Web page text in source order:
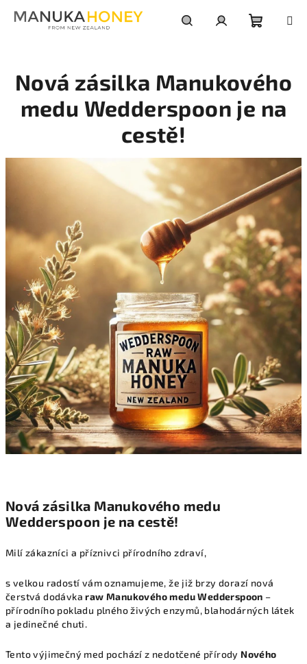
košík
Nová zásilka Manukového
medu Wedderspoon je na
cestě!
Nová zásilka Manukového medu
Wedderspoon je na cestě!
Milí zákazníci a příznivci přírodního zdraví,
s velkou radostí vám oznamujeme, že již brzy dorazí nová
čerstvá dodávka raw Manukového medu Wedderspoon –
přírodního pokladu plného živých enzymů, blahodárných látek
a jedinečné chuti.
Tento výjimečný med pochází z nedotčené přírody Nového